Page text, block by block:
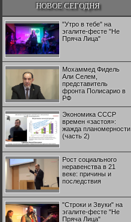
НОВОЕ СЕГОДНЯ
"Утро в тебе" на
эгалите-фесте "Не
Пряча Лица"
Мохаммед Фидель
Али Селем,
представитель
фронта Полисарио в
РФ
Экономика СССР
времен «застоя»:
жажда планомерности
(часть 2)
Рост социального
неравенства в 21
веке: причины и
последствия
"Строки и Звуки" на
эгалите-фесте "Не
Пряча Лица"